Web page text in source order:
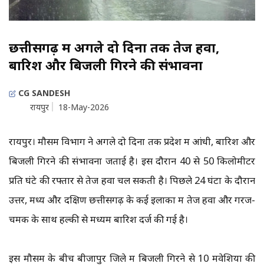
छत्तीसगढ़ में अगले दो दिनों तक तेज हवा,
बारिश और बिजली गिरने की संभावना
CG SANDESH
रायपुर
18-May-2026
रायपुर। मौसम विभाग ने अगले दो दिनों तक प्रदेश में आंधी, बारिश और
बिजली गिरने की संभावना जताई है। इस दौरान 40 से 50 किलोमीटर
प्रति घंटे की रफ्तार से तेज हवा चल सकती है। पिछले 24 घंटों के दौरान
उत्तर, मध्य और दक्षिण छत्तीसगढ़ के कई इलाकों में तेज हवा और गरज-
चमक के साथ हल्की से मध्यम बारिश दर्ज की गई है।
इस मौसम के बीच बीजापुर जिले में बिजली गिरने से 10 मवेशियों की